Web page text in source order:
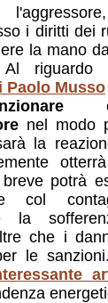
i diritti dei
la mano
Al riguardo
Paolo Musso
nel modo
la
potrà
col
la
che i
le